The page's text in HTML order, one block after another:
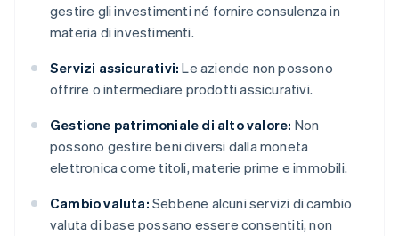
gestire gli investimenti né fornire consulenza in
materia di investimenti.
Servizi assicurativi: Le aziende non possono
offrire o intermediare prodotti assicurativi.
Gestione patrimoniale di alto valore: Non
possono gestire beni diversi dalla moneta
elettronica come titoli, materie prime e immobili.
Cambio valuta: Sebbene alcuni servizi di cambio
valuta di base possano essere consentiti, non